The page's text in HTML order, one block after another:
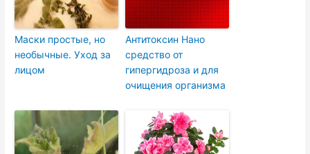
Маски простые, но
необычные. Уход за
лицом
Антитоксин Нано
средство от
гипергидроза и для
очищения организма